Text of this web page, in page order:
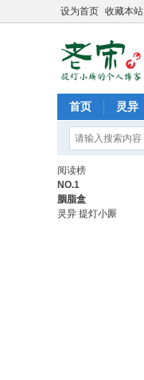
设为首页 收藏本站
首页 灵异
阅读榜
NO.1
胭脂盒
灵异 提灯小厮